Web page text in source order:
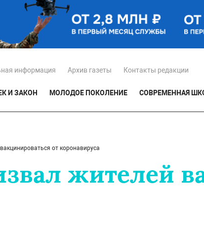
информация Архив газеты Контакты редакции
И ЗАКОН МОЛОДОЕ ПОКОЛЕНИЕ СОВРЕМЕННАЯ
от коронавируса
жителей